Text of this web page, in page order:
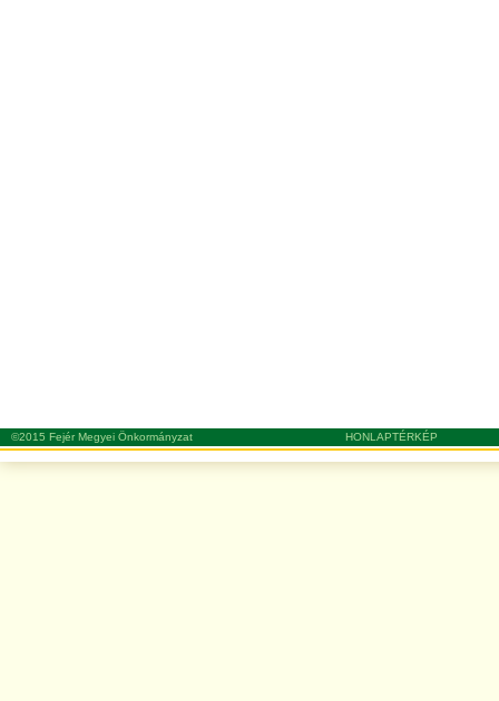
©2015 Fejér Megyei Önkormányzat HONLAPTÉRKÉP